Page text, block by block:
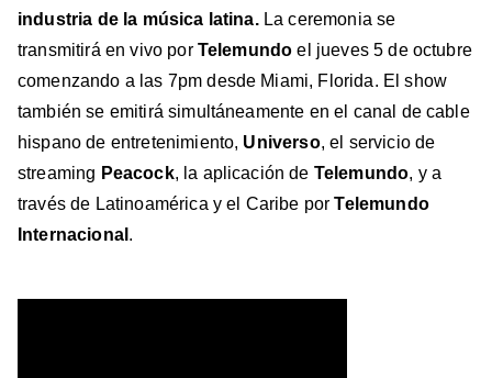
industria de la música latina.La ceremonia se
transmitirá en vivo por Telemundo el jueves 5 de octubre
comenzando a las 7pm desde Miami, Florida. El show
también se emitirá simultáneamente en el canal de cable
hispano de entretenimiento, Universo, el servicio de
streaming Peacock, la aplicación de Telemundo, y a
través de Latinoamérica y el Caribe porTelemundo
Internacional .